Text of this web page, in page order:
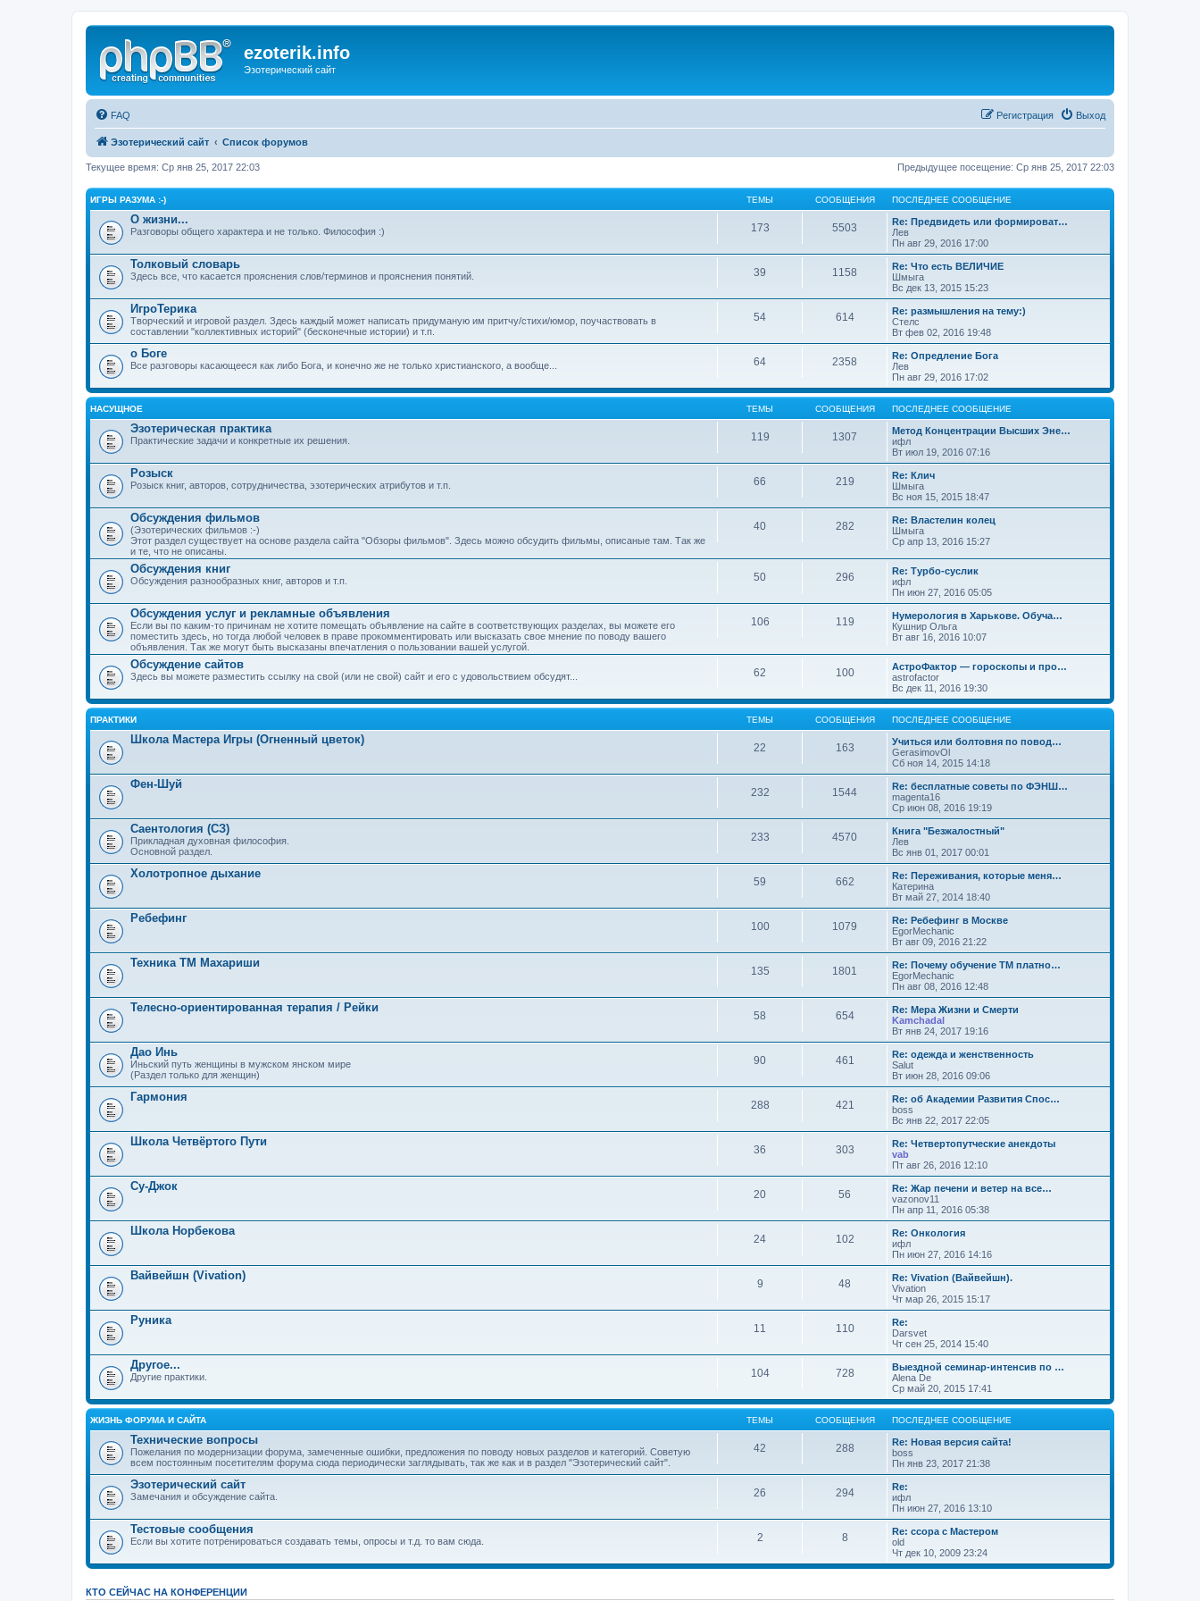
ezoterik.info
Эзотерический сайт
FAQ Выход
Регистрация
Эзотерический сайт Список форумов
Предыдущее посещение: Ср янв 25, 2017 22:03
Текущее время: Ср янв 25, 2017 22:03
ИГРЫ РАЗУМА :-) ТЕМЫ СООБЩЕНИЯ ПОСЛЕДНЕЕ СООБЩЕНИЕ
О жизни...
Разговоры общего характера и не только. Философия :) 173 5503
Re: Предвидеть или формироват…
Лев
Пн авг 29, 2016 17:00
Толковый словарь
Здесь все, что касается прояснения слов/терминов и прояснения понятий. 39 1158
Re: Что есть ВЕЛИЧИЕ
Шмыга
Вс дек 13, 2015 15:23
ИгроТерика
Творческий и игровой раздел. Здесь каждый может написать придуманую им притчу/стихи/юмор, поучаствовать в
составлении "коллективных историй" (бесконечные истории) и т.п.
54 614
Re: размышления на тему:)
Стелс
Вт фев 02, 2016 19:48
о Боге
Все разговоры касающееся как либо Бога, и конечно же не только христианского, а вообще... 64 2358
Re: Опредление Бога
Лев
Пн авг 29, 2016 17:02
НАСУЩНОЕ ТЕМЫ СООБЩЕНИЯ ПОСЛЕДНЕЕ СООБЩЕНИЕ
Эзотерическая практика
Практические задачи и конкретные их решения. 119 1307
Метод Концентрации Высших Эне…
ифл
Вт июл 19, 2016 07:16
Розыск
Розыск книг, авторов, сотрудничества, эзотерических атрибутов и т.п. 66 219
Re: Клич
Шмыга
Вс ноя 15, 2015 18:47
Обсуждения фильмов
(Эзотерических фильмов :-)
Этот раздел существует на основе раздела сайта "Обзоры фильмов". Здесь можно обсудить фильмы, описаные там. Так же
и те, что не описаны.
40 282
Re: Властелин колец
Шмыга
Ср апр 13, 2016 15:27
Обсуждения книг
Обсуждения разнообразных книг, авторов и т.п. 50 296
Re: Турбо-суслик
ифл
Пн июн 27, 2016 05:05
Обсуждения услуг и рекламные объявления
Если вы по каким-то причинам не хотите помещать объявление на сайте в соответствующих разделах, вы можете его
поместить здесь, но тогда любой человек в праве прокомментировать или высказать свое мнение по поводу вашего
объявления. Так же могут быть высказаны впечатления о пользовании вашей услугой.
106 119
Нумерология в Харькове. Обуча…
Кушнир Ольга
Вт авг 16, 2016 10:07
Обсуждение сайтов
Здесь вы можете разместить ссылку на свой (или не свой) сайт и его с удовольствием обсудят... 62 100
АстроФактор — гороскопы и про…
astrofactor
Вс дек 11, 2016 19:30
ПРАКТИКИ ТЕМЫ СООБЩЕНИЯ ПОСЛЕДНЕЕ СООБЩЕНИЕ
Школа Мастера Игры (Огненный цветок)
22 163
Учиться или болтовня по повод…
GerasimovOl
Сб ноя 14, 2015 14:18
Фен-Шуй
232 1544
Re: бесплатные советы по ФЭНШ…
magenta16
Ср июн 08, 2016 19:19
Саентология (СЗ)
Прикладная духовная философия.
Основной раздел.
233 4570
Книга "Безжалостный"
Лев
Вс янв 01, 2017 00:01
Холотропное дыхание
59 662
Re: Переживания, которые меня…
Катерина
Вт май 27, 2014 18:40
Ребефинг
100 1079
Re: Ребефинг в Москве
EgorMechanic
Вт авг 09, 2016 21:22
Техника ТМ Махариши
135 1801
Re: Почему обучение ТМ платно…
EgorMechanic
Пн авг 08, 2016 12:48
Телесно-ориентированная терапия / Рейки
58 654
Re: Мера Жизни и Смерти
Kamchadal
Вт янв 24, 2017 19:16
Дао Инь
Иньский путь женщины в мужском янском мире
(Раздел только для женщин)
90 461
Re: одежда и женственность
Salut
Вт июн 28, 2016 09:06
Гармония
288 421
Re: об Академии Развития Спос…
boss
Вс янв 22, 2017 22:05
Школа Четвёртого Пути
36 303
Re: Четвертопутческие анекдоты
vab
Пт авг 26, 2016 12:10
Су-Джок
20 56
Re: Жар печени и ветер на все…
vazonov11
Пн апр 11, 2016 05:38
Школа Норбекова
24 102
Re: Онкология
ифл
Пн июн 27, 2016 14:16
Вайвейшн (Vivation)
9 48
Re: Vivation (Вайвейшн).
Vivation
Чт мар 26, 2015 15:17
Руника
11 110
Re:
Darsvet
Чт сен 25, 2014 15:40
Другое...
Другие практики. 104 728
Выездной семинар-интенсив по …
Alena De
Ср май 20, 2015 17:41
ЖИЗНЬ ФОРУМА И САЙТА ТЕМЫ СООБЩЕНИЯ ПОСЛЕДНЕЕ СООБЩЕНИЕ
Технические вопросы
Пожелания по модернизации форума, замеченные ошибки, предложения по поводу новых разделов и категорий. Советую
всем постоянным посетителям форума сюда периодически заглядывать, так же как и в раздел "Эзотерический сайт".
42 288
Re: Новая версия сайта!
boss
Пн янв 23, 2017 21:38
Эзотерический сайт
Замечания и обсуждение сайта. 26 294
Re:
ифл
Пн июн 27, 2016 13:10
Тестовые сообщения
Если вы хотите потренироваться создавать темы, опросы и т.д. то вам сюда. 2 8
Re: ссора с Мастером
old
Чт дек 10, 2009 23:24
КТО СЕЙЧАС НА КОНФЕРЕНЦИИ